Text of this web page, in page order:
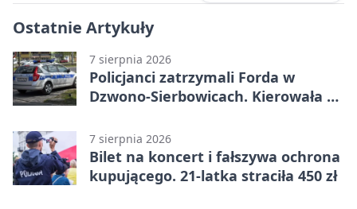
Ostatnie Artykuły
7 sierpnia 2026
Policjanci zatrzymali Forda w
Dzwono-Sierbowicach. Kierowała po
7 sierpnia 2026
Bilet na koncert i fałszywa ochrona
kupującego. 21-latka straciła 450 zł